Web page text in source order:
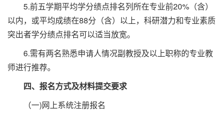
5.前五学期平均学分绩点排名列所在专业前20%（含）
以内，或平均成绩在88分（含）以上，科研潜力和专业素质
突出者学分绩点排名可以适当放宽。
6.需有两名熟悉申请人情况副教授及以上职称的专业教
师进行推荐。
四、报名方式及材料提交要求
（一)网上系统注册报名